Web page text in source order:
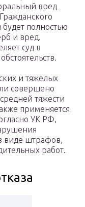
вред
полностью
и вред.
суд в
и тяжелых
совершено
тяжести
применяется
УК РФ,
виде штрафов,
работ.